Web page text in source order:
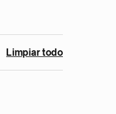
Limpiar todo